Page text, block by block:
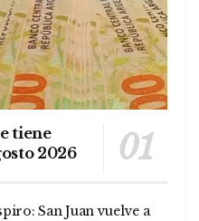
tiene
2026
San Juan vuelve a